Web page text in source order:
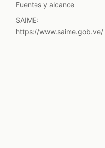
Fuentes y alcance
SAIME:
https://www.saime.gob.ve/